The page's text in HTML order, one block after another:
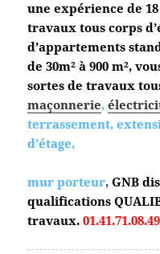
une expérience de
travaux tous corps
d’appartements
de 30m² à 900 m²,
sortes de travaux
maçonnerie,
terrassement,
d’étage,
mur porteur,GNB
qualifications
travaux.01.41.71.08.49